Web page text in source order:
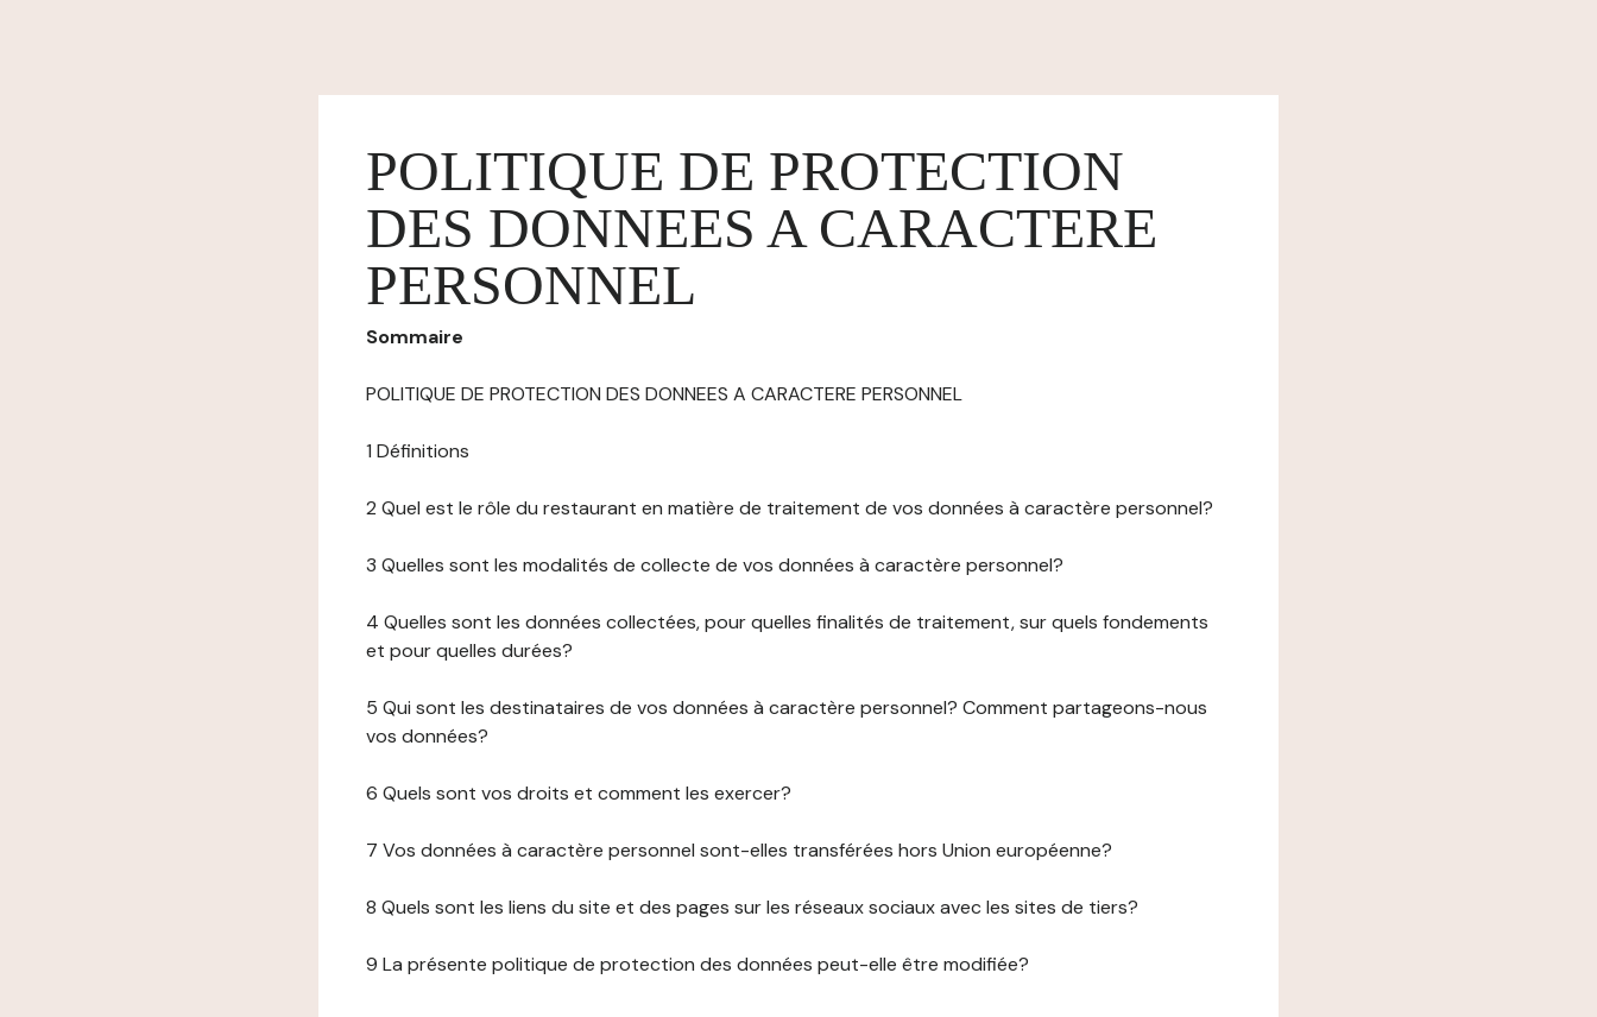
POLITIQUE DE PROTECTION
DES DONNEES A CARACTERE
PERSONNEL
Sommaire
POLITIQUE DE PROTECTION DES DONNEES A CARACTERE PERSONNEL
1 Définitions
2 Quel est le rôle du restaurant en matière de traitement de vos données à caractère personnel?
3 Quelles sont les modalités de collecte de vos données à caractère personnel?
4 Quelles sont les données collectées, pour quelles finalités de traitement, sur quels fondements
et pour quelles durées?
5 Qui sont les destinataires de vos données à caractère personnel? Comment partageons-nous
vos données?
6 Quels sont vos droits et comment les exercer?
7 Vos données à caractère personnel sont-elles transférées hors Union européenne?
8 Quels sont les liens du site et des pages sur les réseaux sociaux avec les sites de tiers?
9 La présente politique de protection des données peut-elle être modifiée?